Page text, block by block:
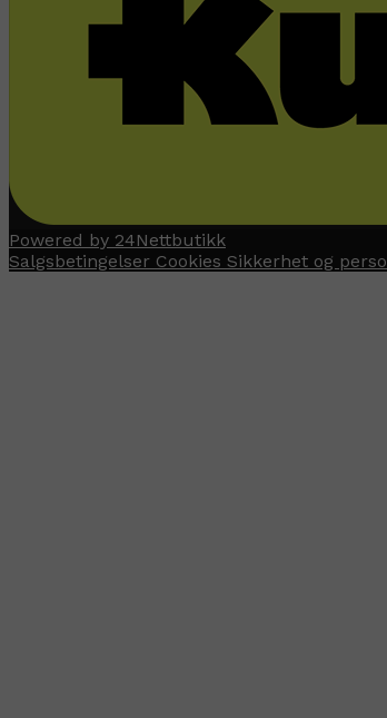
Powered by 24Nettbutikk
Salgsbetingelser Cookies Sikkerhet og